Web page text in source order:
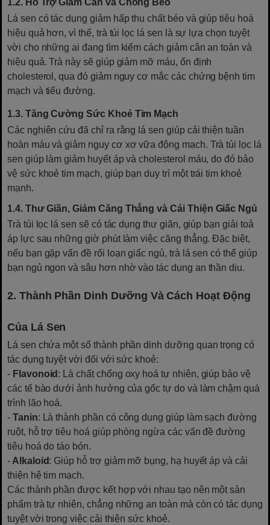
1.2. Hỗ Trợ Giảm Cân và Chống Béo
Lá sen có tác dụng giảm hấp thu chất béo và giúp tiêu hoá
hiệu quả hơn, vì thế, trà túi lọc lá sen là sự lựa chọn tuyệt
vời cho những ai đang tìm kiếm cách giảm cân an toàn và
hiệu quả. Trà này sẽ giúp giảm mỡ máu, ổn định
cholesterol, qua đó giảm nguy cơ mắc các chứng bệnh tim
mạch và tiểu đường.
1.3. Tăng Cường Sức Khoẻ Tim Mạch
Các nghiên cứu đã chỉ ra rằng lá sen giúp cải thiện tuần
hoàn máu và giảm nguy cơ xơ vữa động mạch. Trà túi lọc lá
sen giúp làm giảm huyết áp và cholesterol máu, do đó bảo
vệ sức khoẻ tim mạch, giúp bạn duy trì một trái tim khoẻ
mạnh.
1.4. Thư Giãn, Giảm Căng Thẳng và Cải Thiện Giấc Ngủ
Trà túi lọc lá sen sẽ có tác dụng thư giãn, giúp bạn giải toả
áp lực sau những giờ phút làm việc căng thẳng. Đặc biệt,
nếu bạn gặp vấn đề rối loạn giấc ngủ, trà lá sen có thể giúp
bạn ngủ ngon và sâu hơn nhờ vào tác dụng an thần dịu.
2. Thành Phần Dinh Dưỡng Và Cách Hoạt Động
Của Lá Sen
Lá sen chứa một số thành phần dinh dưỡng quan trọng có
tác dụng tuyệt vời đối với sức khoẻ:
-Flavonoid : Là chất chống oxy hoá tự nhiên, giúp bảo vệ
các tế bào dưới ảnh hưởng của gốc tự do và làm chậm quá
trình lão hoá.
- Tanin: Là thành phần có công dụng giúp làm sạch đường
ruột, hỗ trợ tiêu hoá giúp phòng ngừa các vấn đề đường
tiêu hoá do táo bón.
-Alkaloid: Giúp hỗ trợ giảm mỡ bụng, hạ huyết áp và cải
thiện hệ tim mạch.
Các thành phần được kết hợp với nhau tạo nên một sản
phẩm trà tự nhiên, chẳng những an toàn mà còn có tác dụng
tuyệt vời trong việc cải thiện sức khoẻ.